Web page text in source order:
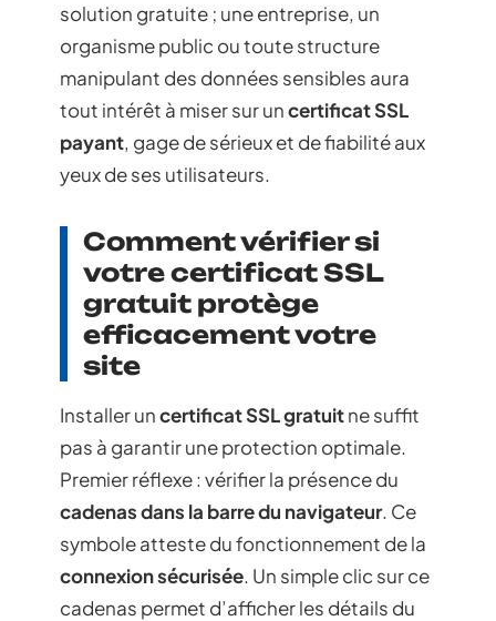
solution gratuite ; une entreprise, un
organisme public ou toute structure
manipulant des données sensibles aura
tout intérêt à miser sur uncertificat SSL
payant, gage de sérieux et de fiabilité aux
yeux de ses utilisateurs.
Comment vérifier si
votre certificat SSL
gratuit protège
efficacement votre
site
Installer uncertificat SSL gratuitne suffit
pas à garantir une protection optimale.
Premier réflexe : vérifier la présence du
cadenas dans la barre du navigateur. Ce
symbole atteste du fonctionnement de la
connexion sécurisée. Un simple clic sur ce
cadenas permet d’afficher les détails du